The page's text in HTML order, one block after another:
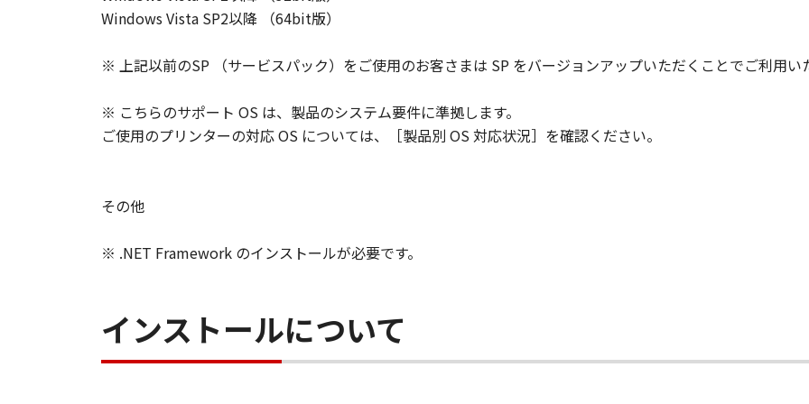
Windows Vista SP2以降 （64bit版）
※ 上記以前のSP （サービスパック）をご使用のお客さまは SP をバージョンアップいただくことでご利用い
※ こちらのサポート OS は、製品のシステム要件に準拠します。
ご使用のプリンターの対応 OS については、［製品別 OS 対応状況］を確認ください。
その他
※ .NET Framework のインストールが必要です。
インストールについて